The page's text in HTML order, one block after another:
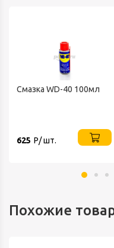
Смазка WD-40 100мл
625 Р/ шт.
Похожие